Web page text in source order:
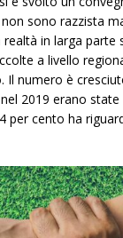
sono razzista
in larga parte
a livello
Il numero è
2019 erano
per cento ha